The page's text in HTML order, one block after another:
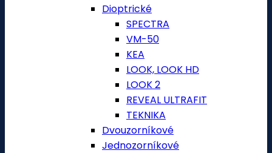
Dioptrické
SPECTRA
VM-50
KEA
LOOK, LOOK HD
LOOK 2
REVEAL ULTRAFIT
TEKNIKA
Dvouzorníkové
Jednozorníkové